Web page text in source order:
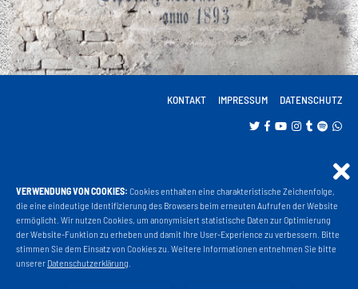
KONTAKT IMPRESSUM DATENSCHUTZ
Projekt Liga 3
Fanshop
VERWENDUNG VON COOKIES: Cookies enthalten eine charakteristische Zeichenfolge,
die eine eindeutige Identifizierung des Browsers beim erneuten Aufrufen der Website
ermöglicht. Wir nutzen Cookies, um anonymisiert statistische Daten zur Optimierung
der Website-Funktion zu erheben und damit Ihre User-Experience zu verbessern. Bitte
stimmen Sie dem Einsatz von Cookies zu. Weitere Informationen entnehmen Sie bitte
unserer Datenschutzerklärung